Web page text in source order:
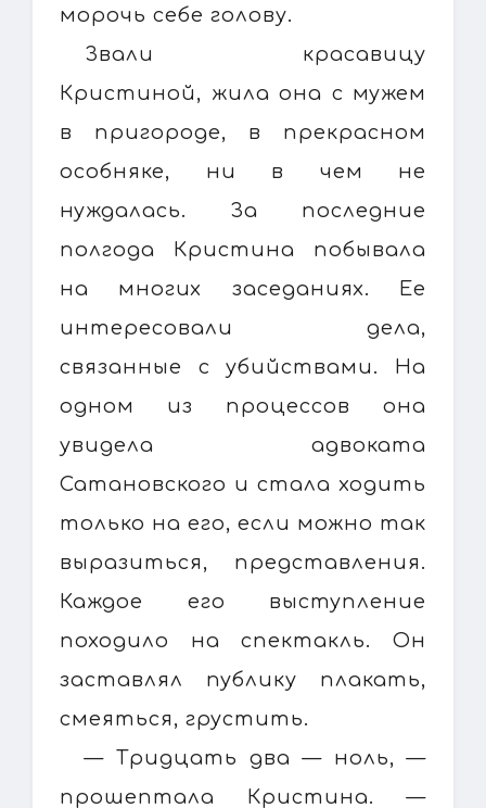
морочь себе голову.
Звали красавицу
Кристиной, жила она с мужем
в пригороде, в прекрасном
особняке, ни в чем не
нуждалась. За последние
полгода Кристина побывала
на многих заседаниях. Ее
интересовали дела,
связанные с убийствами. На
одном из процессов она
увидела адвоката
Сатановского и стала ходить
только на его, если можно так
выразиться, представления.
Каждое его выступление
походило на спектакль. Он
заставлял публику плакать,
смеяться, грустить.
— Тридцать два — ноль, —
прошептала Кристина. —